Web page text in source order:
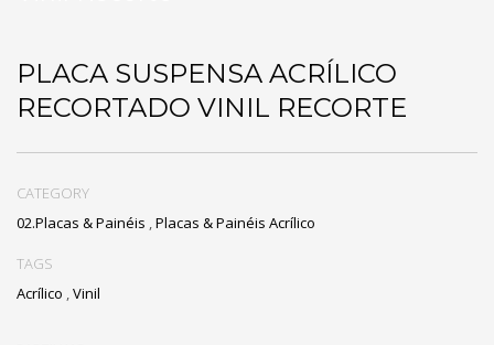
PLACA SUSPENSA ACRÍLICO
RECORTADO VINIL RECORTE
CATEGORY
02.Placas & Painéis ,Placas & Painéis Acrílico
TAGS
Acrílico ,Vinil